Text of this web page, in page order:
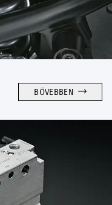
BŐVEBBEN